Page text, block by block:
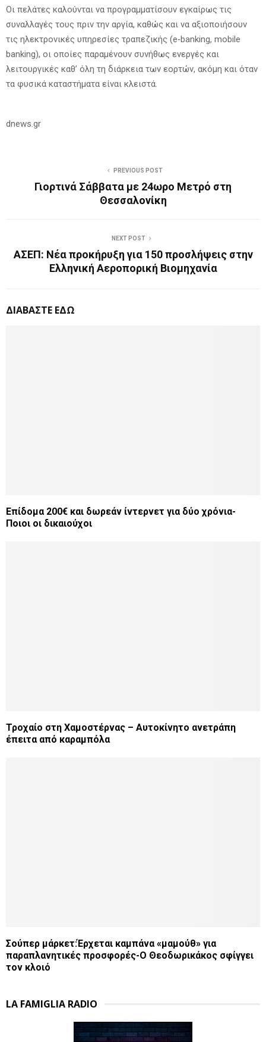
Οι πελάτες καλούνται να προγραμματίσουν εγκαίρως τις
συναλλαγές τους πριν την αργία, καθώς και να αξιοποιήσουν
τις ηλεκτρονικές υπηρεσίες τραπεζικής (e‑banking, mobile
banking), οι οποίες παραμένουν συνήθως ενεργές και
λειτουργικές καθ’ όλη τη διάρκεια των εορτών, ακόμη και όταν
τα φυσικά καταστήματα είναι κλειστά.
dnews.gr
PREVIOUS POST
Γιορτινά Σάββατα με 24ωρο Μετρό στη
Θεσσαλονίκη
NEXT POST
ΑΣΕΠ: Νέα προκήρυξη για 150 προσλήψεις στην
Ελληνική Αεροπορική Βιομηχανία
ΔΙΑΒΑΣΤΕ ΕΔΩ
Επίδομα 200€ και δωρεάν ίντερνετ για δύο χρόνια-
Ποιοι οι δικαιούχοι
Τροχαίο στη Χαμοστέρνας – Αυτοκίνητο ανετράπη
έπειτα από καραμπόλα
Σούπερ μάρκετ:Έρχεται καμπάνα «μαμούθ» για
παραπλανητικές προσφορές-Ο Θεοδωρικάκος σφίγγει
τον κλοιό
LA FAMIGLIA RADIO